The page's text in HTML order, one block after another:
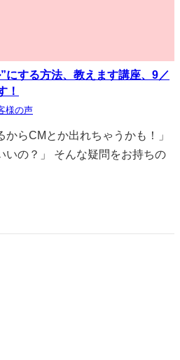
にする方法、教えます講座、9／
！
様の声
からCMとか出れちゃうかも！」
いの？」 そんな疑問をお持ちの